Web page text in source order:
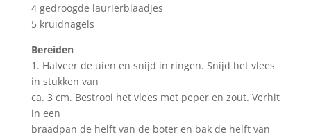
4 gedroogde laurierblaadjes
5 kruidnagels
Bereiden
1. Halveer de uien en snijd in ringen. Snijd het vlees
in stukken van
ca. 3 cm. Bestrooi het vlees met peper en zout. Verhit
in een
braadpan de helft van de boter en bak de helft van